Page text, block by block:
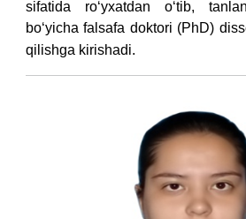
sifatida ro‘yxatdan o‘tib,
bo‘yicha falsafa doktori (PhD)
qilishga kirishadi.